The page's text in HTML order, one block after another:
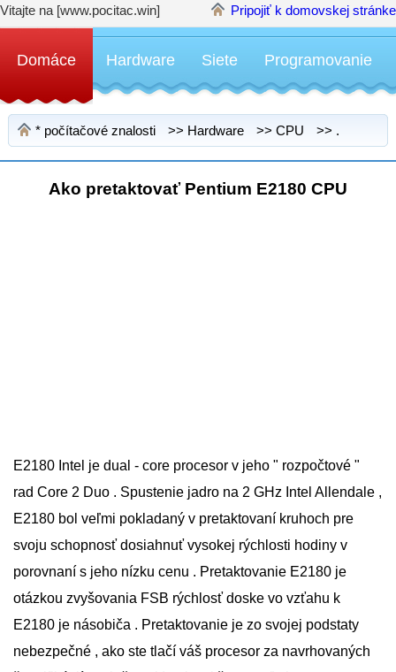
Vitajte na [www.pocitac.win] Pripojiť k domovskej stránke
Domáce Hardware Siete Programovanie
* počítačové znalosti >> Hardware >> CPU >> .
Ako pretaktovať Pentium E2180 CPU
E2180 Intel je dual - core procesor v jeho " rozpočtové "
rad Core 2 Duo . Spustenie jadro na 2 GHz Intel Allendale ,
E2180 bol veľmi pokladaný v pretaktovaní kruhoch pre
svoju schopnosť dosiahnuť vysokej rýchlosti hodiny v
porovnaní s jeho nízku cenu . Pretaktovanie E2180 je
otázkou zvyšovania FSB rýchlosť doske vo vzťahu k
E2180 je násobiča . Pretaktovanie je zo svojej podstaty
nebezpečné , ako ste tlačí váš procesor za navrhovaných